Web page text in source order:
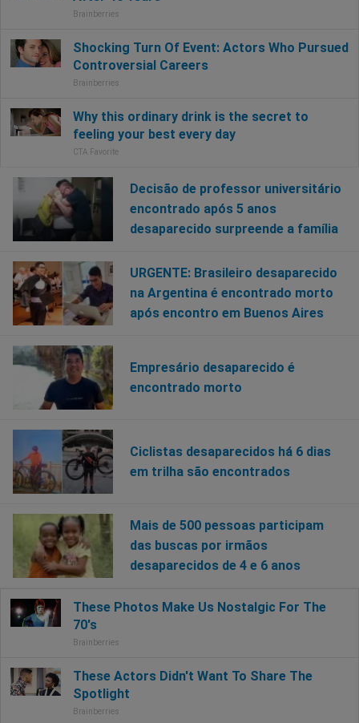
Decisão de professor universitário
encontrado após 5 anos
desaparecido surpreende a família
URGENTE: Brasileiro desaparecido
na Argentina é encontrado morto
após encontro em Buenos Aires
Empresário desaparecido é
encontrado morto
Ciclistas desaparecidos há 6 dias
em trilha são encontrados
Mais de 500 pessoas participam
das buscas por irmãos
desaparecidos de 4 e 6 anos